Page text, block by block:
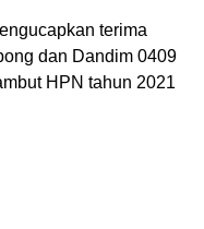
terima
dan Dandim 0409
HPN tahun 2021